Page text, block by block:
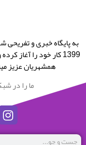
به پایگاه خبری و
1399 کار خود را آغاز
همشهریان عزیز
ما را در